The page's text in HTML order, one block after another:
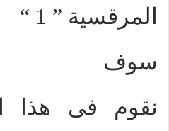
المرقسية ” 1 “
سوف
نقوم فى هذا